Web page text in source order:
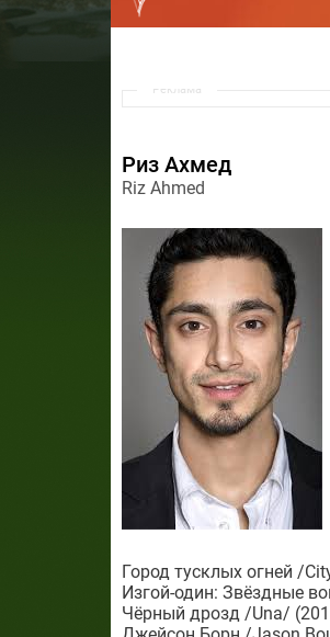
Реклама
Риз Ахмед
Riz Ahmed
Город тусклых огней /
Изгой-один: Звёздные
Чёрный дрозд /Una/